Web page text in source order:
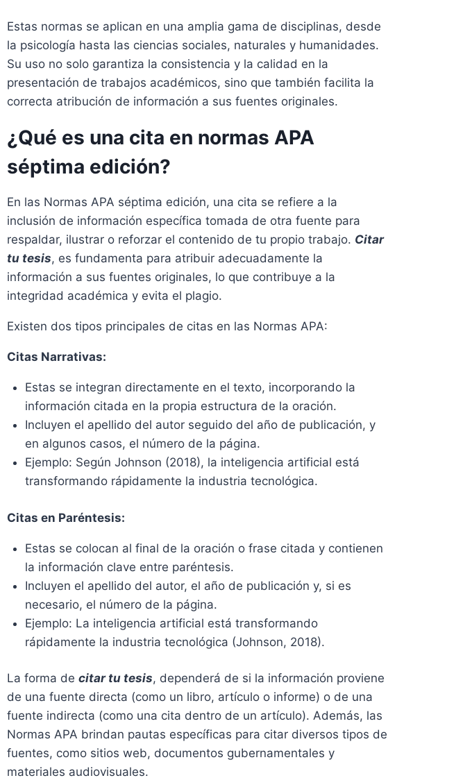
Estas normas se aplican en una amplia gama de disciplinas, desde
la psicología hasta las ciencias sociales, naturales y humanidades.
Su uso no solo garantiza la consistencia y la calidad en la
presentación de trabajos académicos, sino que también facilita la
correcta atribución de información a sus fuentes originales.
¿Qué es una cita en normas APA
séptima edición?
En las Normas APA séptima edición, una cita se refiere a la
inclusión de información específica tomada de otra fuente para
respaldar, ilustrar o reforzar el contenido de tu propio trabajo. Citar
tu tesis, es fundamenta para atribuir adecuadamente la
información a sus fuentes originales, lo que contribuye a la
integridad académica y evita el plagio.
Existen dos tipos principales de citas en las Normas APA:
Citas Narrativas:
Estas se integran directamente en el texto, incorporando la
información citada en la propia estructura de la oración.
Incluyen el apellido del autor seguido del año de publicación, y
en algunos casos, el número de la página.
Ejemplo: Según Johnson (2018), la inteligencia artificial está
transformando rápidamente la industria tecnológica.
Citas en Paréntesis:
Estas se colocan al final de la oración o frase citada y contienen
la información clave entre paréntesis.
Incluyen el apellido del autor, el año de publicación y, si es
necesario, el número de la página.
Ejemplo: La inteligencia artificial está transformando
rápidamente la industria tecnológica (Johnson, 2018).
La forma de citar tu tesis, dependerá de si la información proviene
de una fuente directa (como un libro, artículo o informe) o de una
fuente indirecta (como una cita dentro de un artículo). Además, las
Normas APA brindan pautas específicas para citar diversos tipos de
fuentes, como sitios web, documentos gubernamentales y
materiales audiovisuales.